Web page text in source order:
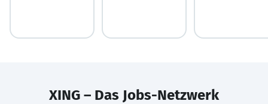
XING – Das Jobs-Netzwerk